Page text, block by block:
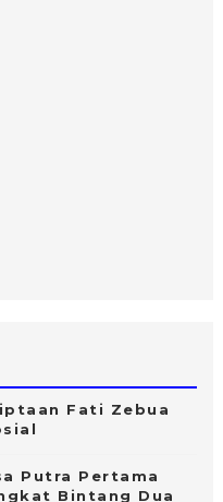
Fati Zebua
Putra Pertama
Bintang Dua